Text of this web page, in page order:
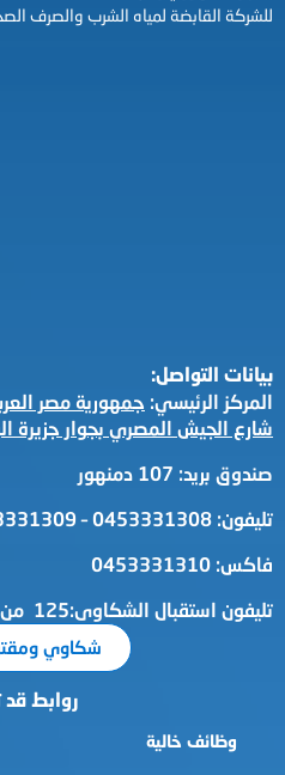
للشركة القابضة لمياه الشرب والصرف
بيانات التواصل:
المركز الرئيسي: جمهورية مصر
شارع الجيش المصري بجوار جزيرة
صندوق بريد: 107 دمنهور
تليفون: 0453331308 – 0453331309
فاكس: 0453331310
تليفون استقبال الشكاوى:125 من اى تليفون ارضى او محمول
شكاوي
روابط
وظائف خالية